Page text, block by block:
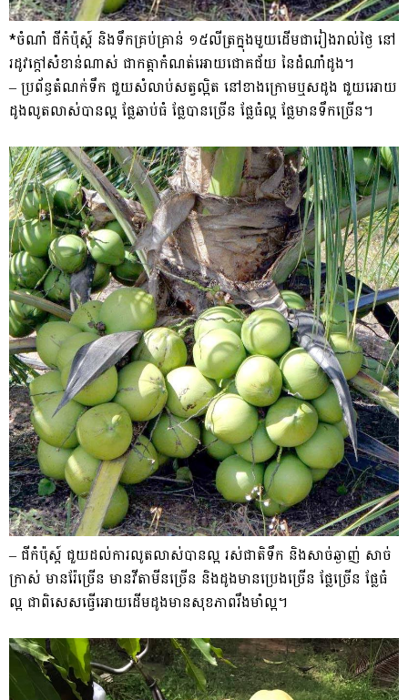
*ចំណាំ ជីកំប៉ុស្ត៍ និងទឹកគ្រប់គ្រាន់ ១៥លីត្រក្នុងមួយដើមជារៀងរាល់ថ្ងៃ នៅ
រដូវក្តៅសំខាន់ណាស់ ជាកត្តាកំណត់អោយជោគជ័យ នៃដំណាំដូង។
– ប្រព័ន្ធតំណក់ទឹក ជួយសំលាប់សត្វល្អិត នៅខាងក្រោមឬសដូង ជួយអោយ
ដូងលូតលាស់បានល្អ ផ្លែឆាប់ធំ ផ្លែបានច្រើន ផ្លែធំល្អ ផ្លែមានទឹកច្រើន។
– ជីកំប៉ុស្ត៍ ជួយដល់ការលូតលាស់បានល្អ រស់ជាតិទឹក និងសាច់ឆ្ងាញ់ សាច់
ក្រាស់ មានរ៉ែច្រើន មានវីតាមីនច្រើន និងដូងមានប្រេងច្រើន ផ្លែច្រើន ផ្លែធំ
ល្អ ជាពិសេសធ្វើអោយដើមដូងមានសុខភាពរឹងមាំល្អ។